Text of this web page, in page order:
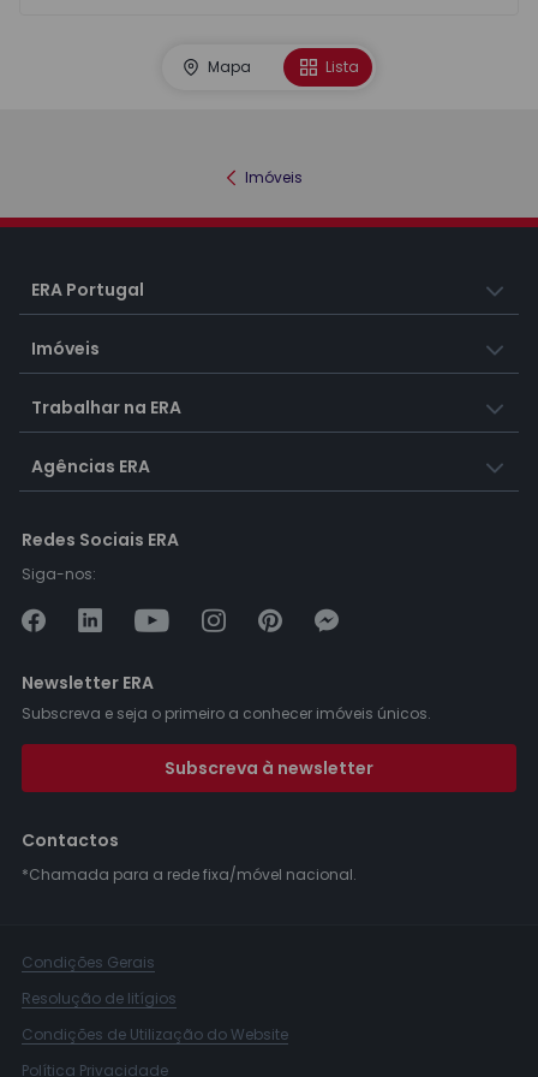
Mapa Lista
Imóveis
ERA Portugal
Imóveis
Trabalhar na ERA
Agências ERA
Redes Sociais ERA
Siga-nos:
Newsletter ERA
Subscreva e seja o primeiro a conhecer imóveis únicos.
Subscreva à newsletter
Contactos
*Chamada para a rede fixa/móvel nacional.
Condições Gerais
Resolução de litígios
Condições de Utilização do Website
Política Privacidade